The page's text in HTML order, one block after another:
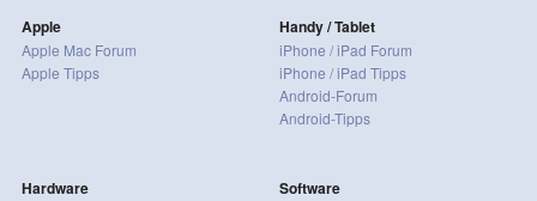
Apple
Apple Mac Forum
Apple Tipps
Handy / Tablet
iPhone / iPad Forum
iPhone / iPad Tipps
Android-Forum
Android-Tipps
Hardware Software